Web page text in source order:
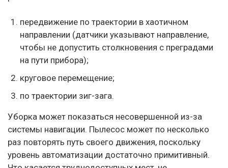
передвижение по траектории в хаотичном
направлении (датчики указывают направление,
чтобы не допустить столкновения с преградами
на пути прибора);
круговое перемещение;
по траектории зиг-зага.
Уборка может показаться несовершенной из-за
системы навигации. Пылесос может по несколько
раз повторять путь своего движения, поскольку
уровень автоматизации достаточно примитивный.